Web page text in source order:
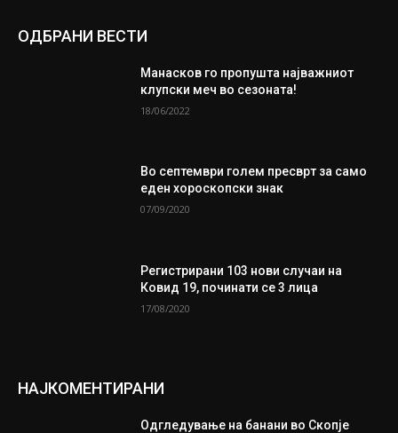
ОДБРАНИ ВЕСТИ
Манасков го пропушта најважниот
клупски меч во сезоната!
18/06/2022
Во септември голем пресврт за само
еден хороскопски знак
07/09/2020
Регистрирани 103 нови случаи на
Ковид 19, починати се 3 лица
17/08/2020
НАЈКОМЕНТИРАНИ
Одгледување на банани во Скопје